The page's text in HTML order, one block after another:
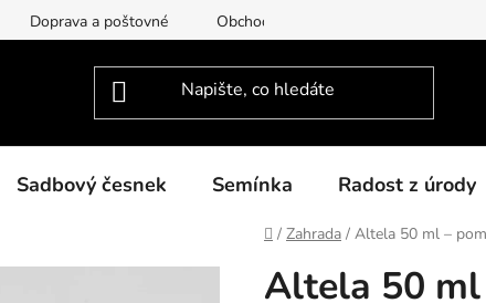
Doprava a poštovné Obchodní podmínky Podmínky
Sadbový česnek Semínka Radost z úrody
Domů
/ Zahrada / Altela 50 ml –
Altela 50